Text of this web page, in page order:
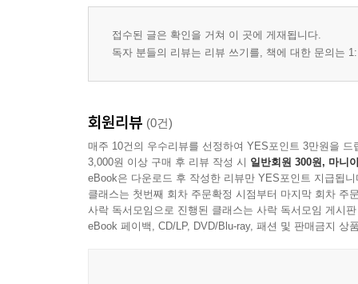
접수된 글은 확인을 거쳐 이 곳에 게재됩니다.
독자 분들의 리뷰는 리뷰 쓰기를, 책에 대한 문의는
회원리뷰 (0건)
매주 10건의 우수리뷰를 선정하여 YES포인트 3만원을 드
3,000원 이상 구매 후 리뷰 작성 시 일반회원 300원, 마니
eBook은 다운로드 후 작성한 리뷰만 YES포인트 지급됩니
클래스는 첫번째 회차 주문확정 시점부터 마지막 회차 주
사락 독서모임으로 진행된 클래스는 사락 독서모임 게시
eBook 페이백, CD/LP, DVD/Blu-ray, 패션 및 판매금지 상